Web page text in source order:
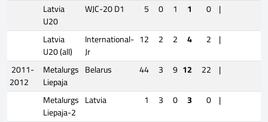
Latvia
U20
WJC-20 D1 5 0 1 1 0 |
Latvia
U20 (all)
International-
Jr
12 2 2 4 2 |
2011-
2012
Metalurgs
Liepaja
Belarus 44 3 9 12 22 |
Metalurgs
Liepaja-2
Latvia 1 3 0 3 0 |